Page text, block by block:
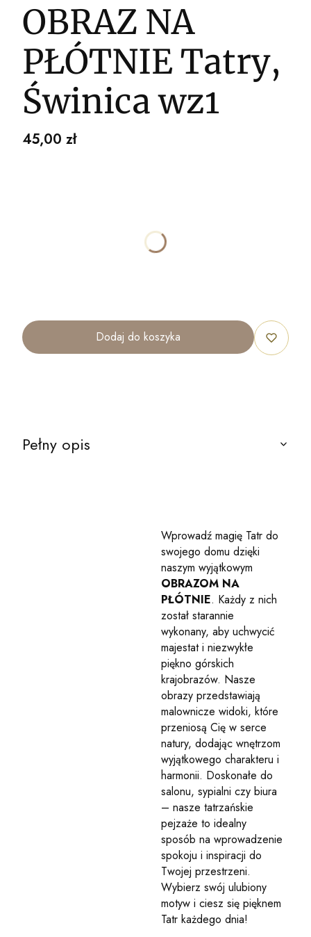
OBRAZ NA
PŁÓTNIE Tatry,
Świnica wz1
Cena
45,00 zł
Dodaj do koszyka
Pełny opis
Wprowadź magię Tatr do
swojego domu dzięki
naszym wyjątkowym
OBRAZOM NA
PŁÓTNIE. Każdy z nich
został starannie
wykonany, aby uchwycić
majestat i niezwykłe
piękno górskich
krajobrazów. Nasze
obrazy przedstawiają
malownicze widoki, które
przeniosą Cię w serce
natury, dodając wnętrzom
wyjątkowego charakteru i
harmonii. Doskonałe do
salonu, sypialni czy biura
– nasze tatrzańskie
pejzaże to idealny
sposób na wprowadzenie
spokoju i inspiracji do
Twojej przestrzeni.
Wybierz swój ulubiony
motyw i ciesz się pięknem
Tatr każdego dnia!